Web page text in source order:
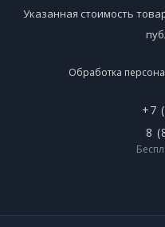
Указанная стоимость
Обработка
+7
8